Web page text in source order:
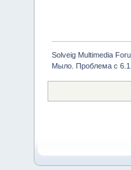
Solveig Multimedia
Мыло. Проблема с